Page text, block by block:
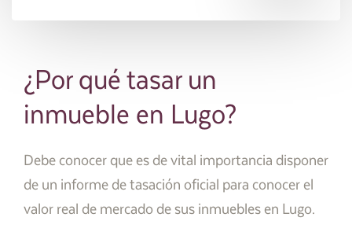
¿Por qué tasar un
inmueble en Lugo?
Debe conocer que es de vital importancia disponer
de un informe de tasación oficial para conocer el
valor real de mercado de sus inmuebles en Lugo.